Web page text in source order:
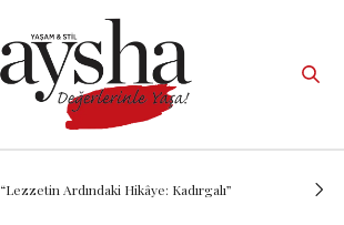
“Lezzetin Ardındaki Hikâye: Kadırgalı”